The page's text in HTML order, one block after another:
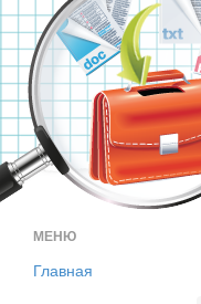
МЕНЮ
Главная